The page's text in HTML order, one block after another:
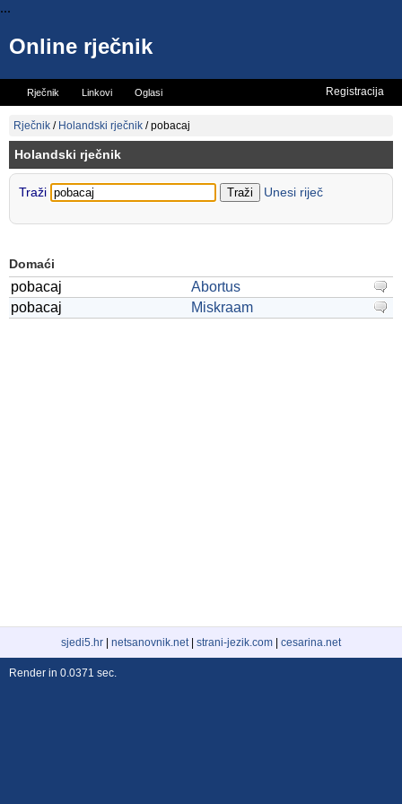
...
Online rječnik
Rječnik Linkovi Oglasi
Vicevi
Registracija
Rječnik / Holandski rječnik /pobacaj
Holandski rječnik
Traži Unesi riječ
Domaći
pobacaj
Abortus
pobacaj
Miskraam
sjedi5.hr netsanovnik.net| strani-jezik.com cesarina.net
Render in 0.0371 sec.